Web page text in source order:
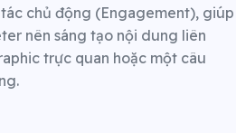
chủ động (Engagement), giúp
nên sáng tạo nội dung liên
trực quan hoặc một câu